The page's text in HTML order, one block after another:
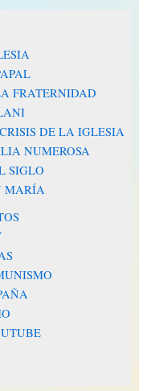
FRATERNIDAD
DE LA IGLESIA
NUMEROSA
SIGLO
MARÍA